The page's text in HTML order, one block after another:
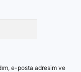
e-posta adresim ve